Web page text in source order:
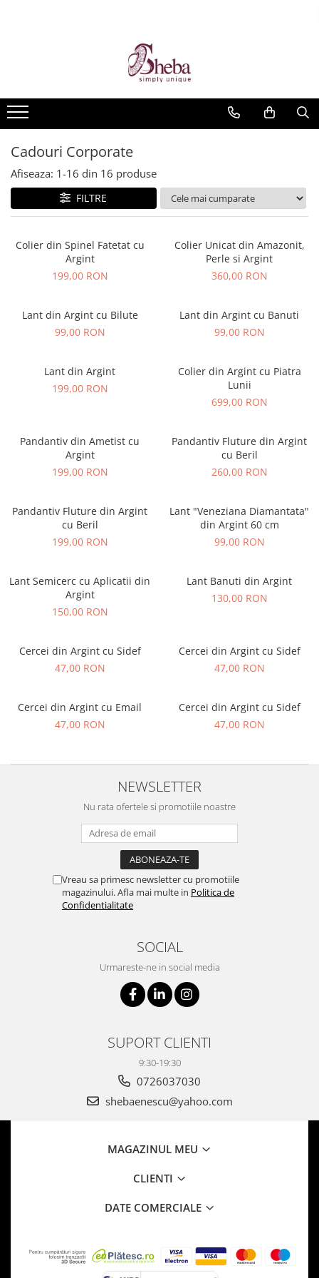
Cadouri Corporate
Afiseaza: 1-16 din 16 produse
FILTRE
Colier din Spinel Fatetat cu
Argint
199,00 RON
Colier Unicat din Amazonit,
Perle si Argint
360,00 RON
Lant din Argint cu Bilute
99,00 RON
Lant din Argint cu Banuti
99,00 RON
Lant din Argint
199,00 RON
Colier din Argint cu Piatra
Lunii
699,00 RON
Pandantiv din Ametist cu
Argint
199,00 RON
Pandantiv Fluture din Argint
cu Beril
260,00 RON
Pandantiv Fluture din Argint
cu Beril
199,00 RON
Lant "Veneziana Diamantata"
din Argint 60 cm
99,00 RON
Lant Semicerc cu Aplicatii din
Argint
150,00 RON
Lant Banuti din Argint
130,00 RON
Cercei din Argint cu Sidef
47,00 RON
Cercei din Argint cu Sidef
47,00 RON
Cercei din Argint cu Email
47,00 RON
Cercei din Argint cu Sidef
47,00 RON
NEWSLETTER
Nu rata ofertele si promotiile noastre
Vreau sa primesc newsletter cu promotiile
magazinului. Afla mai multe in Politica de
Confidentialitate
SOCIAL
Urmareste-ne in social media
SUPORT CLIENTI
9:30-19:30
0726037030
shebaenescu@yahoo.com
MAGAZINUL MEU
CLIENTI
DATE COMERCIALE